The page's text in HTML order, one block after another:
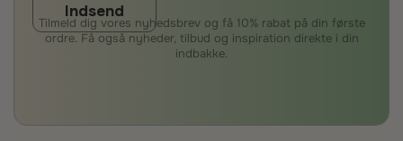
Indsend
Tilmeld dig vores nyhedsbrev og få 10% rabat på din første
ordre. Få også nyheder, tilbud og inspiration direkte i din
indbakke.